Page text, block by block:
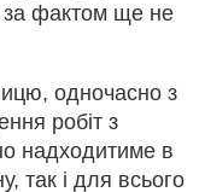
за фактом ще не
одночасно з
робіт з
надходитиме в
так і для всього